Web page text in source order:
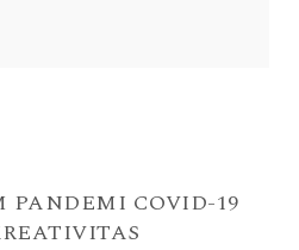
PANDEMI COVID-19